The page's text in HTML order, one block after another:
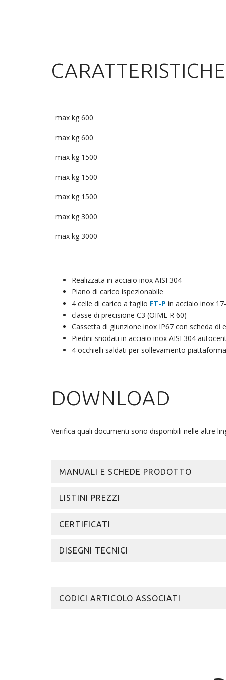
max kg 600
max kg 600
max kg 1500
max kg 1500
max kg 1500
max kg 3000
max kg 3000
Realizzata in acciaio inox AISI 304
Piano di carico ispezionabile
4 celle di carico a taglio FT-P in acciaio inox
classe di precisione C3 (OIML R 60)
Cassetta di giunzione inox IP67 con scheda di
Piedini snodati in acciaio inox AISI 304
4 occhielli saldati per sollevamento piattaforma
DOWNLOAD
Verifica quali documenti sono disponibili nelle altre
MANUALI E SCHEDE PRODOTTO
LISTINI PREZZI
CERTIFICATI
DISEGNI TECNICI
CODICI ARTICOLO ASSOCIATI